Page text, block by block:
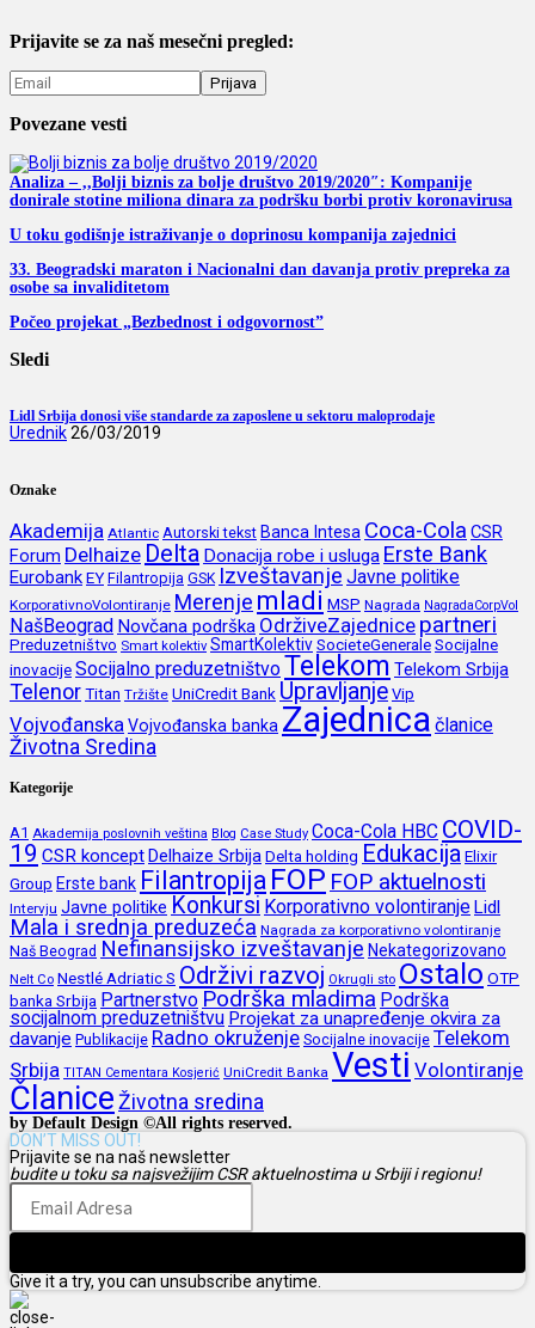
Prijavite se za naš mesečni pregled:
Povezane vesti
Analiza – ,,Bolji biznis za bolje društvo 2019/2020″: Kompanije
donirale stotine miliona dinara za podršku borbi protiv koronavirusa
U toku godišnje istraživanje o doprinosu kompanija zajednici
33. Beogradski maraton i Nacionalni dan davanja protiv prepreka za
osobe sa invaliditetom
Počeo projekat „Bezbednost i odgovornost”
Sledi
Lidl Srbija donosi više standarde za zaposlene u sektoru maloprodaje
Urednik26/03/2019
Oznake
Akademija Atlantic Autorski tekst Banca Intesa Coca-Cola CSR
Forum Delhaize Delta Donacija robe i usluga Erste Bank
EurobankEY Filantropija GSK Izveštavanje Javne politike
KorporativnoVolontiranje Merenje mladi MSP Nagrada NagradaCorpVol
NašBeograd Novčana podrška OdrživeZajednice partneri
Preduzetništvo Smart kolektiv SmartKolektivSocieteGeneraleSocijalne
inovacijeSocijalno preduzetništvoTelekom Telekom Srbija
TelenorTitan Tržište UniCredit Bank Upravljanje Vip
VojvođanskaVojvođanska banka Zajednica članice
Životna Sredina
Kategorije
A1 Akademija poslovnih veština Blog Case Study Coca-Cola HBC COVID-
19 CSR konceptDelhaize Srbija Delta holding Edukacija Elixir
Group Erste bank Filantropija FOP FOP aktuelnosti
Intervju Javne politike Konkursi Korporativno volontiranjeLidl
Mala i srednja preduzeća Nagrada za korporativno volontiranje
Naš Beograd Nefinansijsko izveštavanje Nekategorizovano
Nelt Co Nestlé Adriatic S Održivi razvoj Okrugli sto Ostalo OTP
banka Srbija Partnerstvo Podrška mladima Podrška
socijalnom preduzetništvu Projekat za unapređenje okvira za
davanje Publikacije Radno okruženje Socijalne inovacije Telekom
Srbija TITAN Cementara Kosjerić UniCredit Banka Vesti Volontiranje
Članice Životna sredina
by Default Design ©All rights reserved.
DON’T MISS OUT!
Prijavite se na naš newsletter
budite u toku sa najsvežijim CSR aktuelnostima u Srbiji i regionu!
Give it a try, you can unsubscribe anytime.